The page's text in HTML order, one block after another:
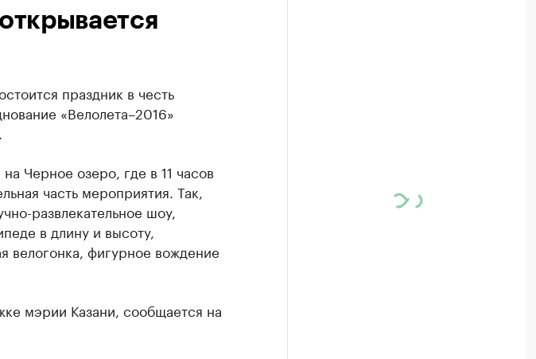
праздник в честь
«Велолета–2016»
Черное озеро, где в 11 часов
часть мероприятия. Так,
развлекательное шоу,
в длину и высоту,
велогонка, фигурное вождение
мэрии Казани, сообщается на